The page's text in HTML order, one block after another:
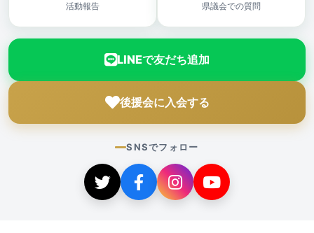
活動報告 県議会での質問
LINEで友だち追加
後援会に入会する
SNSでフォロー